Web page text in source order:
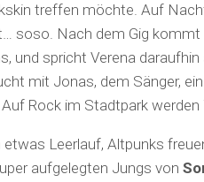
treffen möchte. Auf
soso. Nach dem Gig kommt
und spricht Verena daraufhin
mit Jonas, dem Sänger,
Rock im Stadtpark werden
Leerlauf, Altpunks
aufgelegten Jungs von